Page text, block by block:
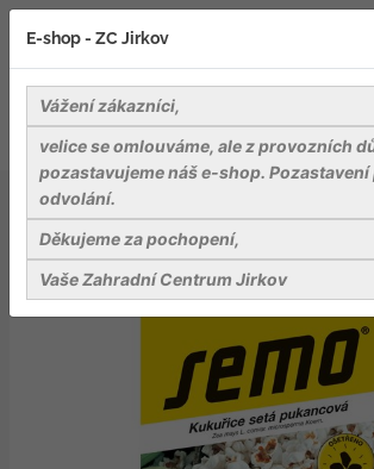
Osiva
Kukuřice pukancová - Jantar F1 pozdní
E-shop - ZC Jirkov
Vážení zákazníci,
velice se omlouváme, ale z provozních
pozastavujeme náš e-shop. Pozastavení
odvolání.
Děkujeme za pochopení,
Vaše Zahradní Centrum Jirkov